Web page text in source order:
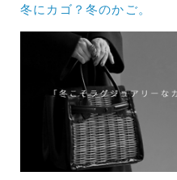
冬にカゴ？冬のかご。